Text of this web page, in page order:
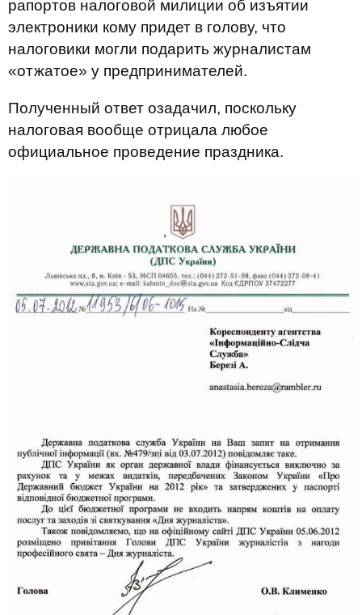
рапортов налоговой милиции об изъятии
электроники кому придет в голову, что
налоговики могли подарить журналистам
«отжатое» у предпринимателей.
Полученный ответ озадачил, поскольку
налоговая вообще отрицала любое
официальное проведение праздника.